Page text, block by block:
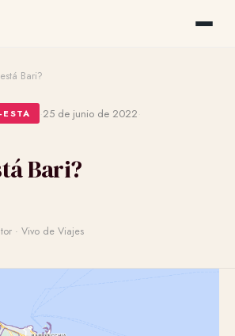
Bari?
25 de junio de 2022
Bari?
· Vivo de Viajes